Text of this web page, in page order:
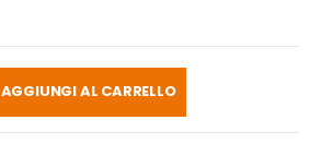
AGGIUNGI AL CARRELLO